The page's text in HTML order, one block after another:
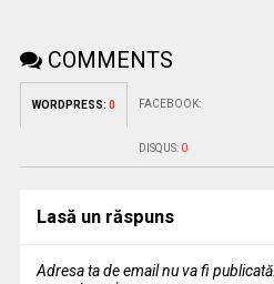
COMMENTS
WORDPRESS: 0 FACEBOOK:
DISQUS: 0
Lasă un răspuns
Adresa ta de email nu va fi publicată.